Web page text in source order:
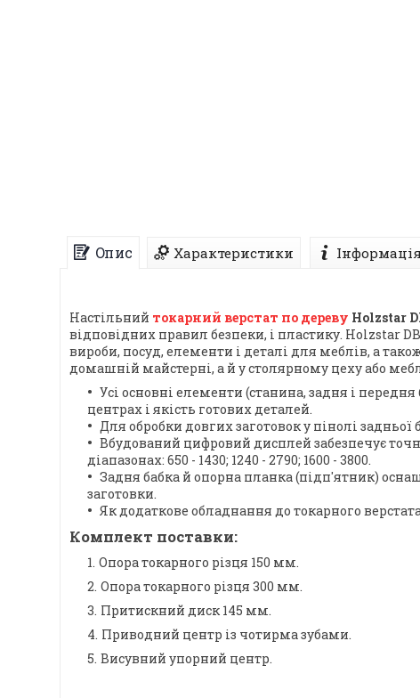
Опис Характеристики
Настільний токарний верстат по дереву Holzstar
відповідних правил безпеки, і пластику. Holzstar
вироби, посуд, елементи і деталі для меблів, а
домашній майстерні, а й у столярному цеху або
Усі основні елементи (станина, задня і
центрах і якість готових деталей.
Для обробки довгих заготовок у пінолі
Вбудований цифровий дисплей забезпечує
діапазонах: 650 - 1430; 1240 - 2790; 1600 - 3800.
Задня бабка й опорна планка (підп'ятник)
заготовки.
Як додаткове обладнання до токарного
Комплект поставки:
Опора токарного різця 150 мм.
Опора токарного різця 300 мм.
Притискний диск 145 мм.
Приводний центр із чотирма зубами.
Висувний упорний центр.